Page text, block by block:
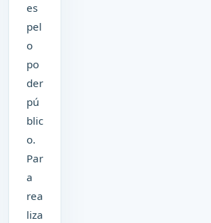
es
pel
o
po
der
pú
blic
o.
Par
a
rea
liza